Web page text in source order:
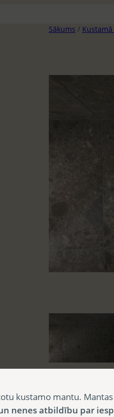
Sākums /
Apraksts
kustamo mantu.
nenes atbildību par